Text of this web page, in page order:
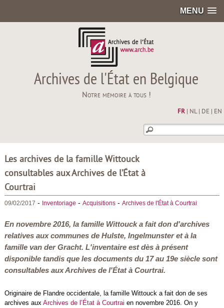
MENU
Archives de l'État en Belgique
Notre mémoire à tous !
FR| NL| DE EN
Les archives de la famille Wittouck
consultables aux Archives de l’État à
Courtrai
09/02/2017 - Inventoriage - Acquisitions- Archives de l'État à Courtrai
En novembre 2016, la famille Wittouck a fait don d'archives
relatives aux communes de Hulste, Ingelmunster et à la
famille van der Gracht. L'inventaire est dès à présent
disponible tandis que les documents du 17 au 19e siècle sont
consultables aux Archives de l'État à Courtrai.
Originaire de Flandre occidentale, la famille Wittouck a fait don de ses
archives aux Archives de l’État à Courtrai en novembre 2016. On y